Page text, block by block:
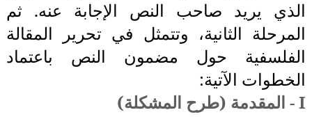
الذي يريد صاحب النص الإجابة عنه. ثم
المرحلة الثانية، وتتمثل في تحرير المقالة
الفلسفية حول مضمون النص باعتماد
الخطوات الآتية:
I
- المقدمة (طرح المشكلة)